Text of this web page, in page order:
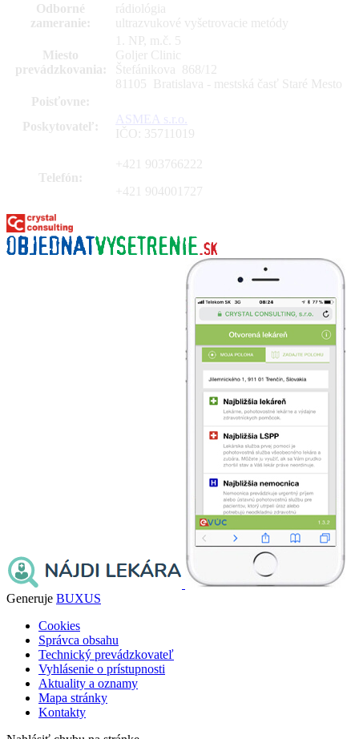
Odborné
zameranie:
rádiológia
ultrazvukové vyšetrovacie metódy
Miesto
prevádzkovania:
1. NP, m.č. 5
Goljer Clinic
Štefánikova 868
12
81105 Bratislava - mestská časť Staré Mesto
Poisťovne:
Poskytovateľ:
ASMEA s.r.o.
IČO: 35711019
Telefón:
+421 903766222
+421 904001727
Generuje BUXUS
Cookies
Správca obsahu
Technický prevádzkovateľ
Vyhlásenie o prístupnosti
Aktuality a oznamy
Mapa stránky
Kontakty